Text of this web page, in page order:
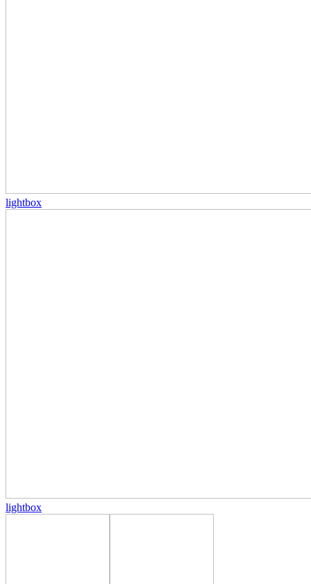
lightbox
lightbox